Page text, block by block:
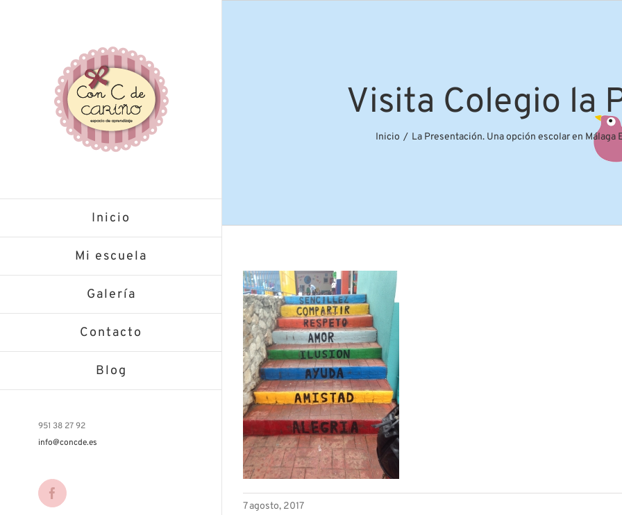
Inicio
Mi escuela
Galería
Contacto
Blog
951 38 27 92
info@concde.es
Facebook
Visita Colegio la
Inicio La Presentación. Una opción escolar en Málaga
7 agosto, 2017